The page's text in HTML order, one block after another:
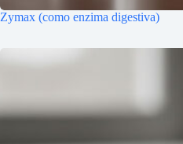
Zymax (como enzima digestiva)